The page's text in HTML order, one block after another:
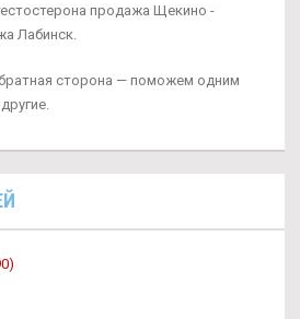
продажа Щекино -
Лабинск.
сторона — поможем одним